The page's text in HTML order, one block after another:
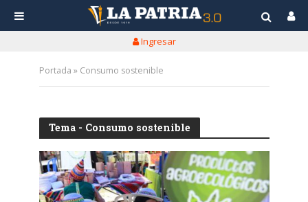
Ingresar
Portada » Consumo sostenible
Tema - Consumo sostenible